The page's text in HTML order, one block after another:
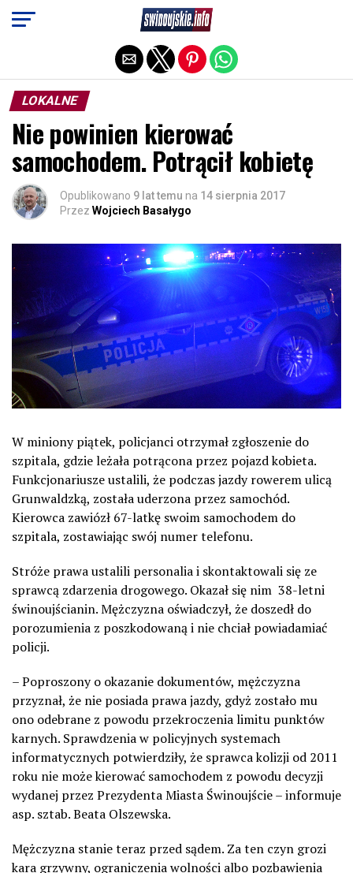
LOKALNE
Nie powinien kierować
samochodem. Potrącił kobietę
Opublikowano 9 lat temu na 14 sierpnia 2017
Przez Wojciech Basałygo
W miniony piątek, policjanci otrzymał zgłoszenie do
szpitala, gdzie leżała potrącona przez pojazd kobieta.
Funkcjonariusze ustalili, że podczas jazdy rowerem ulicą
Grunwaldzką, została uderzona przez samochód.
Kierowca zawiózł 67-latkę swoim samochodem do
szpitala, zostawiając swój numer telefonu.
Stróże prawa ustalili personalia i skontaktowali się ze
sprawcą zdarzenia drogowego. Okazał się nim 38-letni
świnoujścianin. Mężczyzna oświadczył, że doszedł do
porozumienia z poszkodowaną i nie chciał powiadamiać
policji.
– Poproszony o okazanie dokumentów, mężczyzna
przyznał, że nie posiada prawa jazdy, gdyż zostało mu
ono odebrane z powodu przekroczenia limitu punktów
karnych. Sprawdzenia w policyjnych systemach
informatycznych potwierdziły, że sprawca kolizji od 2011
roku nie może kierować samochodem z powodu decyzji
wydanej przez Prezydenta Miasta Świnoujście – informuje
asp. sztab. Beata Olszewska.
Mężczyzna stanie teraz przed sądem. Za ten czyn grozi
kara grzywny, ograniczenia wolności albo pozbawienia
Exit mobile version